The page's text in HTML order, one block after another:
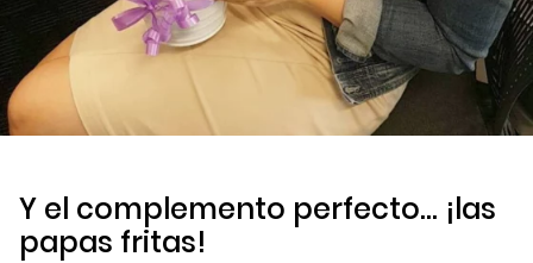
Y el complemento perfecto… ¡las
papas fritas!